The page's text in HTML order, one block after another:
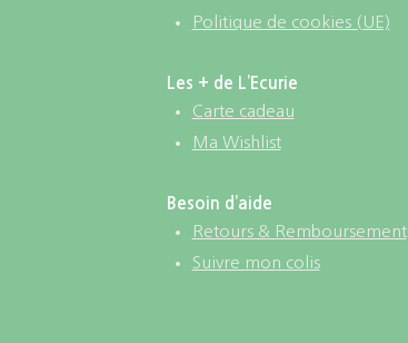
Politique de cookies (UE)
Les + de L’Ecurie
Carte cadeau
Ma Wishlist
Besoin d’aide
Retours & Remboursement
Suivre mon colis